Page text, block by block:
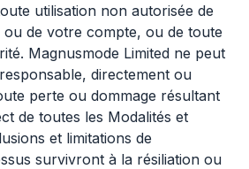
utilisation non autorisée de
de votre compte, ou de toute
Magnusmode Limited ne peut
directement ou
perte ou dommage résultant
de toutes les Modalités et
et limitations de
survivront à la résiliation ou